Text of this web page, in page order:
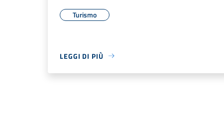
Turismo
LEGGI DI PIÙ